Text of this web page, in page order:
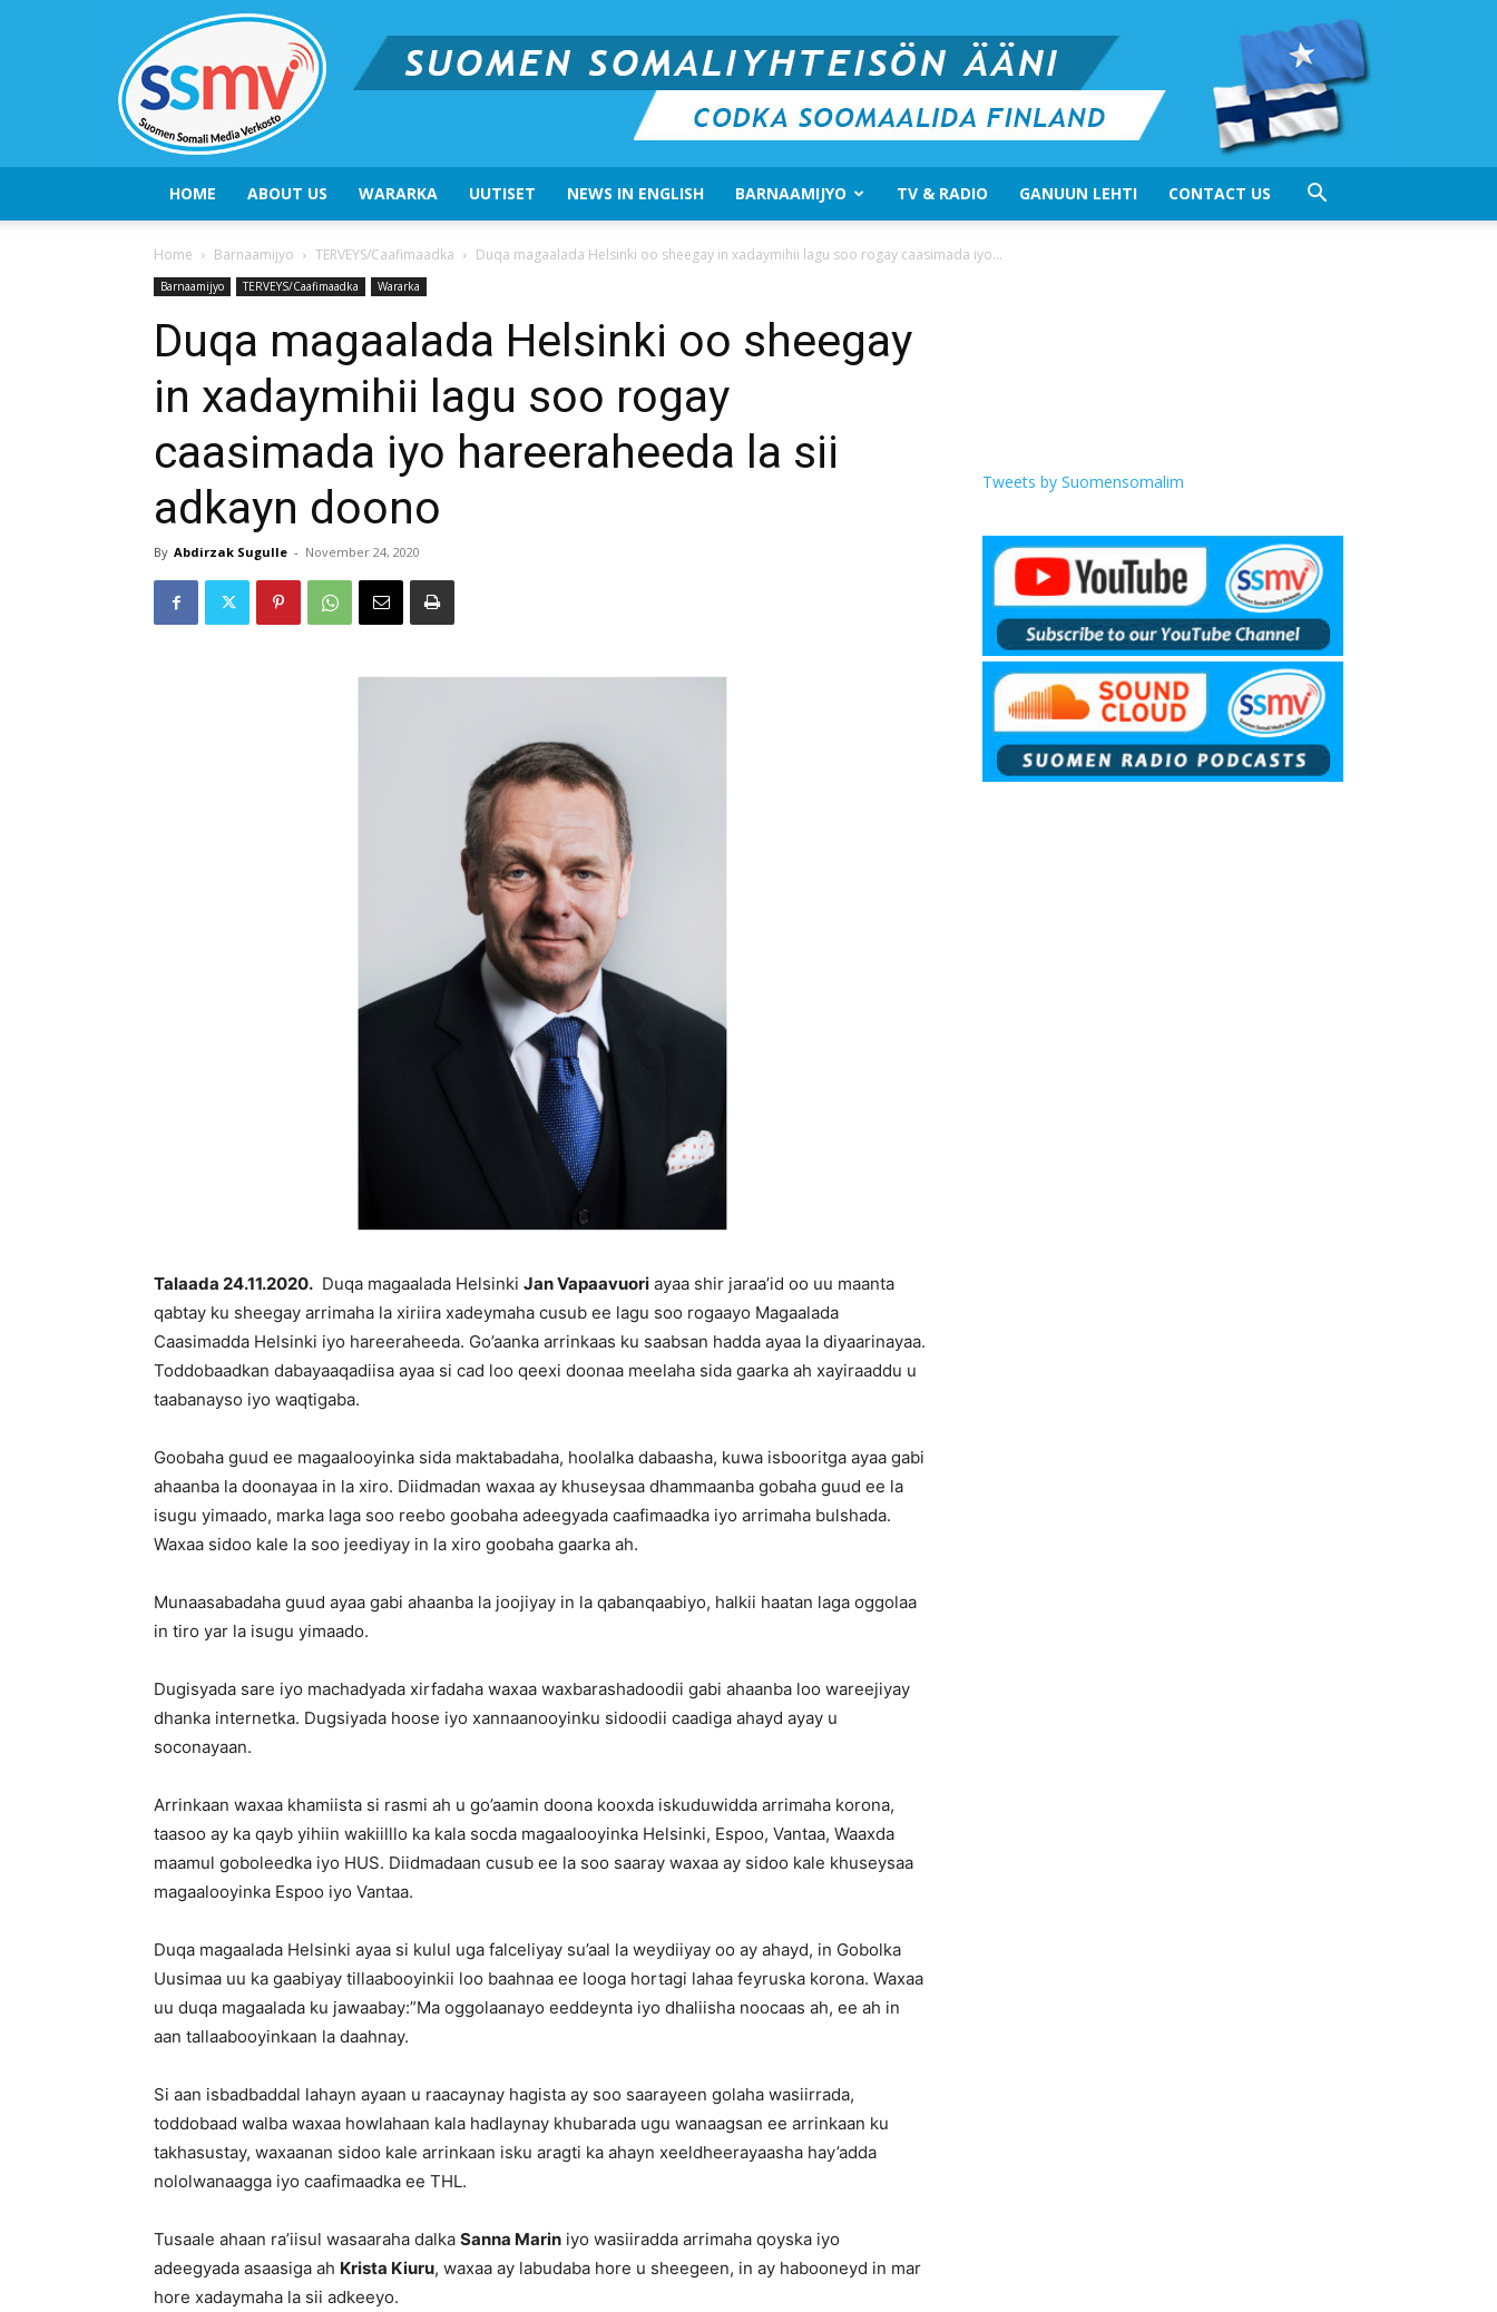
HOME ABOUT US WARARKA UUTISET NEWS IN ENGLISH BARNAAMIJYO TV & RADIO GANUUN LEHTI CONTACT US
Home Barnaamijyo TERVEYS/Caafimaadka Duqa magaalada Helsinki oo sheegay in xadaymihii lagu soo rogay caasimada iyo...
Barnaamijyo TERVEYS/Caafimaadka Wararka
Duqa magaalada Helsinki oo sheegay
in xadaymihii lagu soo rogay
caasimada iyo hareeraheeda la sii
adkayn doono
By Abdirzak Sugulle - November 24, 2020
Talaada 24.11.2020. Duqa magaalada Helsinki Jan Vapaavuori ayaa shir jaraa’id oo uu maanta
qabtay ku sheegay arrimaha la xiriira xadeymaha cusub ee lagu soo rogaayo Magaalada
Caasimadda Helsinki iyo hareeraheeda. Go’aanka arrinkaas ku saabsan hadda ayaa la diyaarinayaa.
Toddobaadkan dabayaaqadiisa ayaa si cad loo qeexi doonaa meelaha sida gaarka ah xayiraaddu u
taabanayso iyo waqtigaba.
Goobaha guud ee magaalooyinka sida maktabadaha, hoolalka dabaasha, kuwa isbooritga ayaa gabi
ahaanba la doonayaa in la xiro. Diidmadan waxaa ay khuseysaa dhammaanba gobaha guud ee la
isugu yimaado, marka laga soo reebo goobaha adeegyada caafimaadka iyo arrimaha bulshada.
Waxaa sidoo kale la soo jeediyay in la xiro goobaha gaarka ah.
Munaasabadaha guud ayaa gabi ahaanba la joojiyay in la qabanqaabiyo, halkii haatan laga oggolaa
in tiro yar la isugu yimaado.
Dugisyada sare iyo machadyada xirfadaha waxaa waxbarashadoodii gabi ahaanba loo wareejiyay
dhanka internetka. Dugsiyada hoose iyo xannaanooyinku sidoodii caadiga ahayd ayay u
soconayaan.
Arrinkaan waxaa khamiista si rasmi ah u go’aamin doona kooxda iskuduwidda arrimaha korona,
taasoo ay ka qayb yihiin wakiilllo ka kala socda magaalooyinka Helsinki, Espoo, Vantaa, Waaxda
maamul goboleedka iyo HUS. Diidmadaan cusub ee la soo saaray waxaa ay sidoo kale khuseysaa
magaalooyinka Espoo iyo Vantaa.
Duqa magaalada Helsinki ayaa si kulul uga falceliyay su’aal la weydiiyay oo ay ahayd, in Gobolka
Uusimaa uu ka gaabiyay tillaabooyinkii loo baahnaa ee looga hortagi lahaa feyruska korona. Waxaa
uu duqa magaalada ku jawaabay:”Ma oggolaanayo eeddeynta iyo dhaliisha noocaas ah, ee ah in
aan tallaabooyinkaan la daahnay.
Si aan isbadbaddal lahayn ayaan u raacaynay hagista ay soo saarayeen golaha wasiirrada,
toddobaad walba waxaa howlahaan kala hadlaynay khubarada ugu wanaagsan ee arrinkaan ku
takhasustay, waxaanan sidoo kale arrinkaan isku aragti ka ahayn xeeldheerayaasha hay’adda
nololwanaagga iyo caafimaadka ee THL.
Tusaale ahaan ra’iisul wasaaraha dalka Sanna Marin iyo wasiiradda arrimaha qoyska iyo
adeegyada asaasiga ah Krista Kiuru, waxaa ay labudaba hore u sheegeen, in ay habooneyd in mar
hore xadaymaha la sii adkeeyo.
Tweets by Suomensomalim